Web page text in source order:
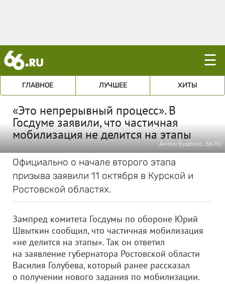
☰
ГЛАВНОЕ ЛУЧШЕЕ ХИТЫ
«Это непрерывный процесс». В
Госдуме заявили, что частичная
мобилизация не делится на этапы
Антон Буценко, 66.RU
Официально о начале второго этапа
призыва заявили 11 октября в Курской и
Ростовской областях.
Зампред комитета Госдумы по обороне Юрий
Швыткин сообщил, что частичная мобилизация
«не делится на этапы». Так он ответил
на заявление губернатора Ростовской области
Василия Голубева, который ранее рассказал
о получении нового задания по мобилизации.